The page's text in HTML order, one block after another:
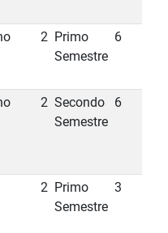
2 Primo
Semestre
6
2 Secondo
Semestre
6
2 Primo
Semestre
3